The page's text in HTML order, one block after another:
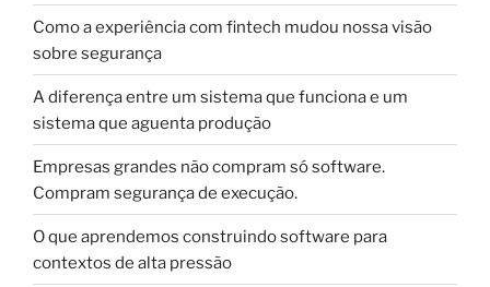
Como a experiência com fintech mudou nossa visão
sobre segurança
A diferença entre um sistema que funciona e um
sistema que aguenta produção
Empresas grandes não compram só software.
Compram segurança de execução.
O que aprendemos construindo software para
contextos de alta pressão